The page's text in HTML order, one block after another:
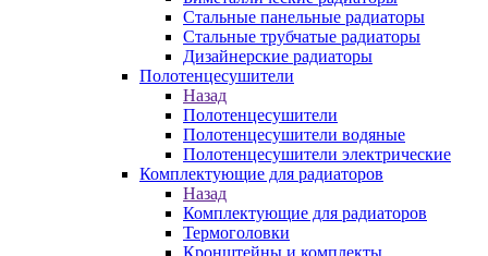
Стальные панельные радиаторы
Стальные трубчатые радиаторы
Дизайнерские радиаторы
Полотенцесушители
Назад
Полотенцесушители
Полотенцесушители водяные
Полотенцесушители электрические
Комплектующие для радиаторов
Назад
Комплектующие для радиаторов
Термоголовки
Кронштейны и комплекты